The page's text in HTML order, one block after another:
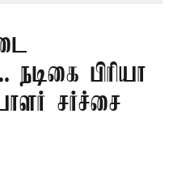
பிரியா
சர்ச்சை